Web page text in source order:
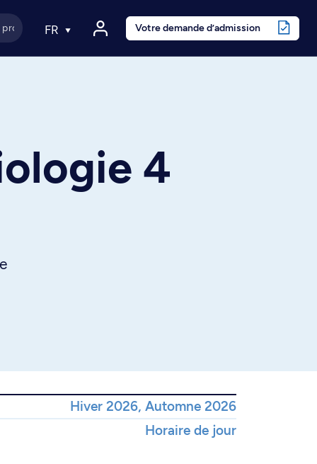
FR Votre demande d’admission
4
Hiver 2026, Automne 2026
Horaire de jour